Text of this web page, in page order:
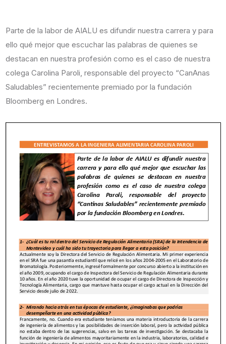
Parte de la labor de AIALU es difundir nuestra carrera y para
ello qué mejor que escuchar las palabras de quienes se
destacan en nuestra profesión como es el caso de nuestra
colega Carolina Paroli, responsable del proyecto “CanAnas
Saludables” recientemente premiado por la fundación
Bloomberg en Londres.